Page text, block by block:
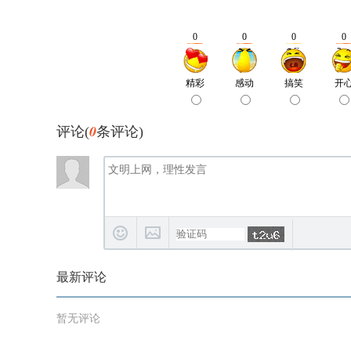
评论(0条评论)
最新评论
暂无评论